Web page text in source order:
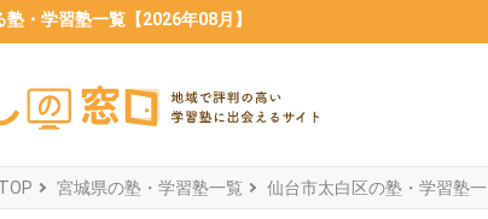
・学習塾一覧【2026年08月】
宮城県の塾・学習塾一覧 仙台市太白区の塾・学習塾